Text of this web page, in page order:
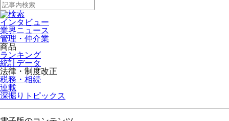
インタビュー
業界ニュース
管理・仲介業
商品
ランキング
統計データ
法律・制度改正
税務・相続
連載
深掘りトピックス